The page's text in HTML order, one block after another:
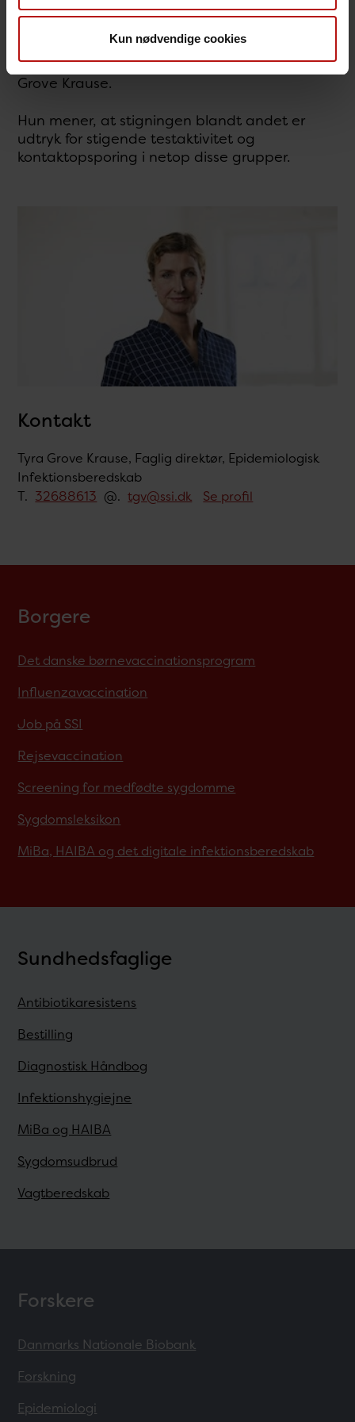
Kun nødvendige cookies
vestlig baggrund blandt de smittede fra
uger har der også været en stigende andel af
tilfælde i aldersgruppen 3-19 år”, siger Tyra
Grove Krause.
Hun mener, at stigningen blandt andet er
udtryk for stigende testaktivitet og
kontaktopsporing i netop disse grupper.
Kontakt
Tyra Grove Krause, Faglig direktør, Epidemiologisk
Infektionsberedskab
T. 32688613 @. tgv@ssi.dk Se profil
Borgere
Det danske børnevaccinationsprogram
Influenzavaccination
Job på SSI
Rejsevaccination
Screening for medfødte sygdomme
Sygdomsleksikon
MiBa, HAIBA og det digitale infektionsberedskab
Sundhedsfaglige
Antibiotikaresistens
Bestilling
Diagnostisk Håndbog
Infektionshygiejne
MiBa og HAIBA
Sygdomsudbrud
Vagtberedskab
Forskere
Danmarks Nationale Biobank
Forskning
Epidemiologi